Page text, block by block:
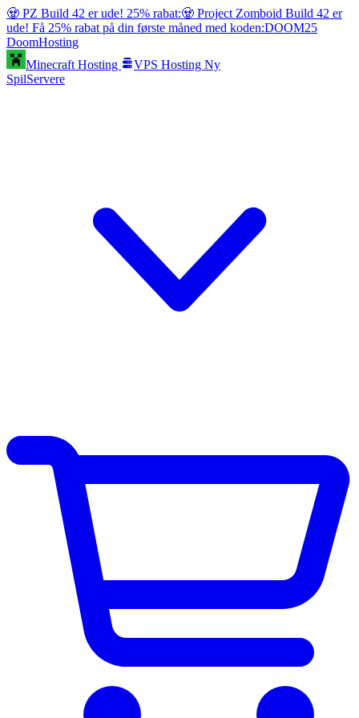
🧟 PZ Build 42 er ude! 25% rabat:🧟 Project Zomboid Build 42 er
ude! Få 25% rabat på din første måned med koden:DOOM25
DoomHosting
Minecraft Hosting
VPS Hosting Ny
SpilServere